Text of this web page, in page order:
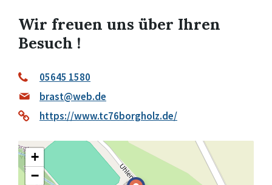
Wir freuen uns über Ihren
Besuch !
05645 1580
brast@web.de
https://www.tc76borgholz.de/
+
−